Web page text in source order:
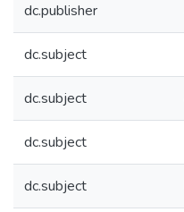
dc.publisher
dc.subject
dc.subject
dc.subject
dc.subject